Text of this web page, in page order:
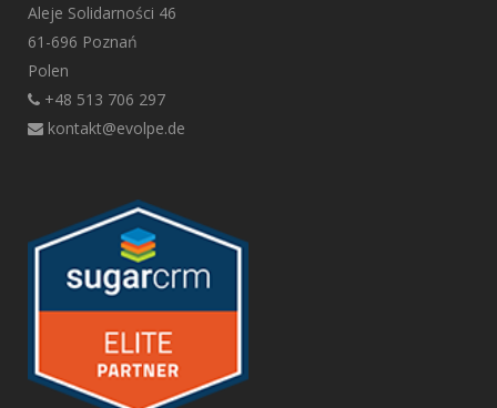
Aleje Solidarności 46
61-696 Poznań
Polen
+48 513 706 297
kontakt@evolpe.de